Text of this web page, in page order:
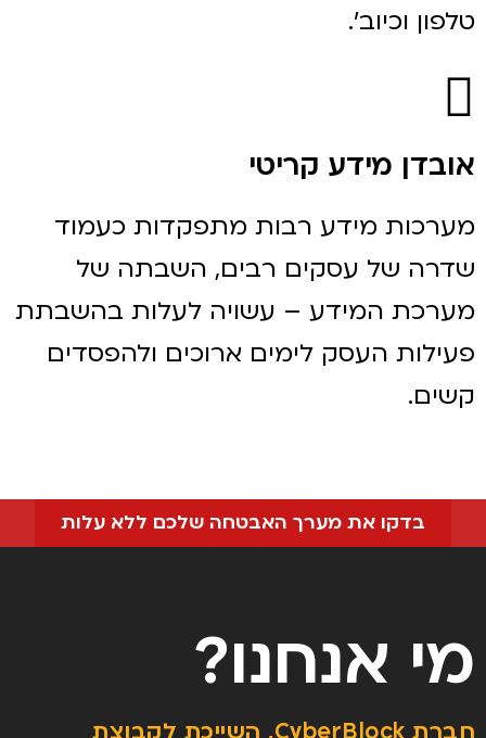
טלפון וכיוב'.
אובדן מידע קריטי
מערכות מידע רבות מתפקדות כעמוד
שדרה של עסקים רבים, השבתה של
מערכת המידע – עשויה לעלות בהשבתת
פעילות העסק לימים ארוכים ולהפסדים
קשים.
בדקו את מערך האבטחה שלכם ללא עלות
מי אנחנו?